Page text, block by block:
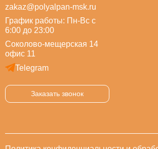
zakaz@polyalpan-msk.ru
График работы: Пн-Вс с
6:00 до 23:00
Соколово-мещерская 14
офис 11
Telegram
Заказать звонок